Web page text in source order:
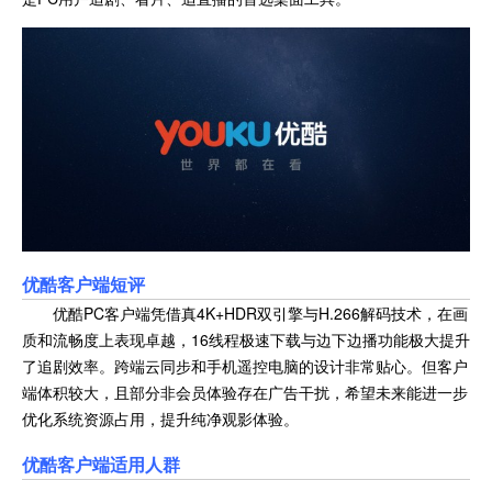
优酷客户端短评
优酷PC客户端凭借真4K+HDR双引擎与H.266解码技术，在画
质和流畅度上表现卓越，16线程极速下载与边下边播功能极大提升
了追剧效率。跨端云同步和手机遥控电脑的设计非常贴心。但客户
端体积较大，且部分非会员体验存在广告干扰，希望未来能进一步
优化系统资源占用，提升纯净观影体验。
优酷客户端适用人群